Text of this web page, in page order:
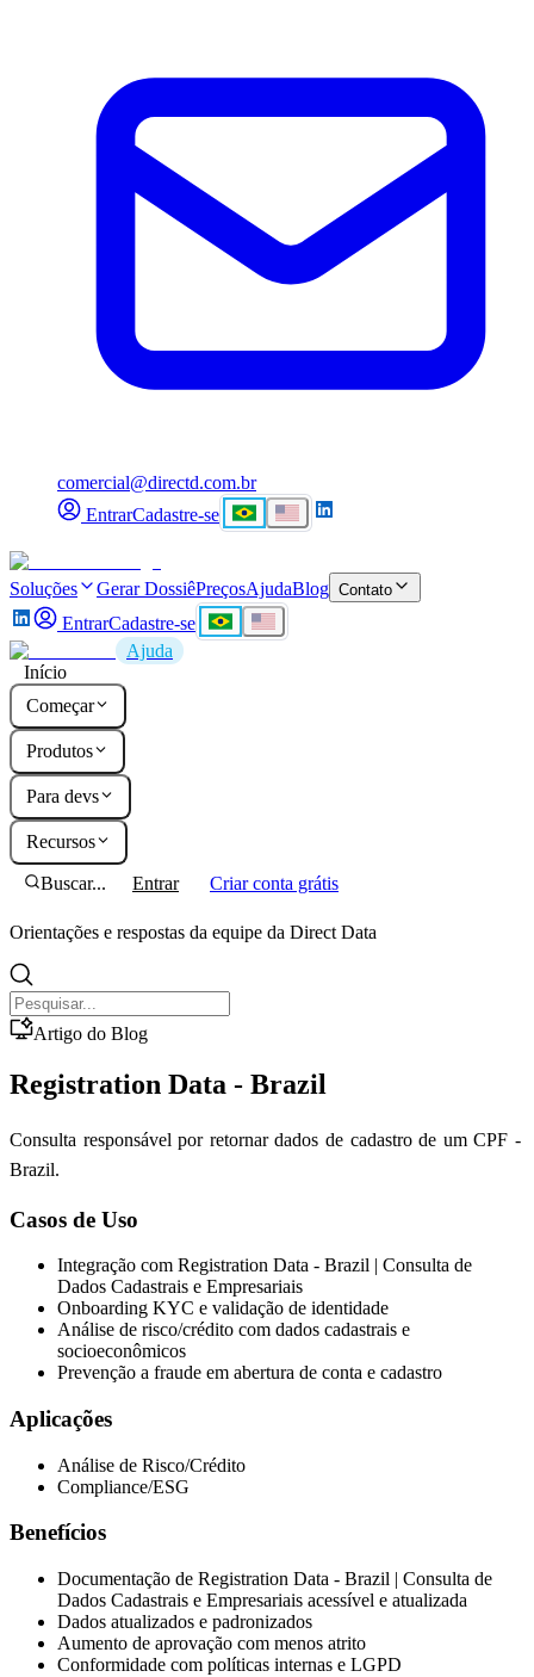
comercial@directd.com.br
EntrarCadastre-se
Soluções Gerar DossiêPreçosAjudaBlog Contato
EntrarCadastre-se
Ajuda
Início
Começar
Produtos
Para devs
Recursos
Buscar... Entrar Criar conta grátis
Orientações e respostas da equipe da Direct Data
Artigo do Blog
Registration Data - Brazil
Consulta responsável por retornar dados de cadastro de um CPF -
Brazil.
Casos de Uso
Integração com Registration Data - Brazil | Consulta de
Dados Cadastrais e Empresariais
Onboarding KYC e validação de identidade
Análise de risco/crédito com dados cadastrais e
socioeconômicos
Prevenção a fraude em abertura de conta e cadastro
Aplicações
Análise de Risco/Crédito
Compliance/ESG
Benefícios
Documentação de Registration Data - Brazil | Consulta de
Dados Cadastrais e Empresariais acessível e atualizada
Dados atualizados e padronizados
Aumento de aprovação com menos atrito
Conformidade com políticas internas e LGPD